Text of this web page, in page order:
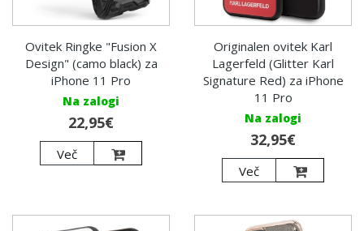
Ovitek Ringke "Fusion X
Design" (camo black) za
iPhone 11 Pro
Na zalogi
22,95€
Več
Originalen ovitek Karl
Lagerfeld (Glitter Karl
Signature Red) za iPhone
11 Pro
Na zalogi
32,95€
Več